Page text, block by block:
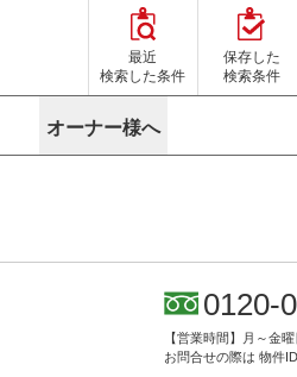
最近
検索した条件
保存した
検索条件
路線から探す
オーナー様へ
蛍光灯の廃止に備え
0120-
【営業時間】月～金
お問合せの際は 物件